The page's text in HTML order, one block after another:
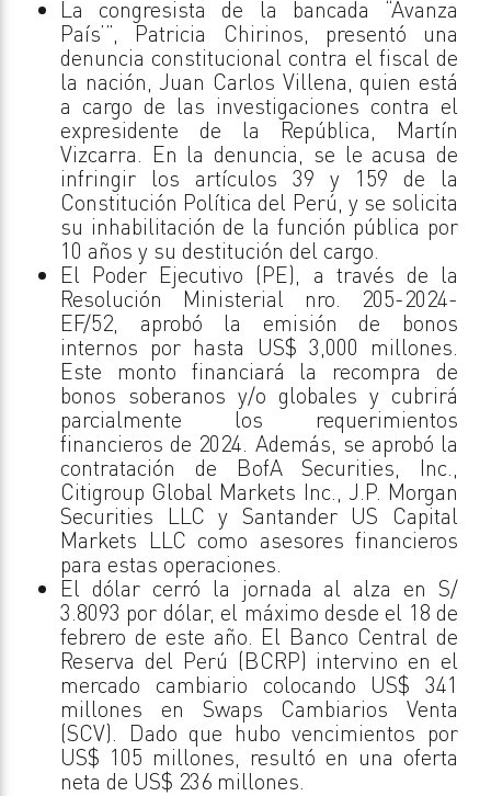
La congresista de la bancada “Avanza
País’”, Patricia Chirinos, presentó una
denuncia constitucional contra el fiscal de
la nación, Juan Carlos Villena, quien está
a cargo de las investigaciones contra el
expresidente de la República, Martín
Vizcarra. En la denuncia, se le acusa de
infringir los artículos 39 y 159 de la
Constitución Política del Perú, y se solicita
su inhabilitación de la función pública por
10 años y su destitución del cargo.
El Poder Ejecutivo (PE), a través de la
Resolución Ministerial nro. 205-2024-
EF/52, aprobó la emisión de bonos
internos por hasta US$ 3,000 millones.
Este monto financiará la recompra de
bonos soberanos y/o globales y cubrirá
parcialmente los requerimientos
financieros de 2024. Además, se aprobó la
contratación de BofA Securities, Inc.,
Citigroup Global Markets Inc., J.P. Morgan
Securities LLC y Santander US Capital
Markets LLC como asesores financieros
para estas operaciones.
El dólar cerró la jornada al alza en S/
3.8093 por dólar, el máximo desde el 18 de
febrero de este año. El Banco Central de
Reserva del Perú (BCRP) intervino en el
mercado cambiario colocando US$ 341
millones en Swaps Cambiarios Venta
(SCV). Dado que hubo vencimientos por
US$ 105 millones, resultó en una oferta
neta de US$ 236 millones.